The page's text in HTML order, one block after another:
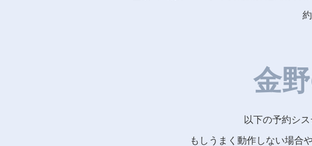
金
以下の予約シ
もしうまく動作しない場合